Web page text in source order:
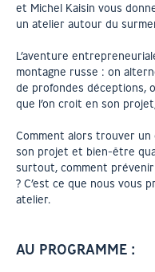
et Michel Kaisin vous
un atelier autour du
L’aventure
montagne russe : on
de profondes déceptions,
que l’on croit en son
Comment alors trouver
son projet et bien-être
surtout, comment
? C’est ce que nous vous
atelier.
AU PROGRAMME :